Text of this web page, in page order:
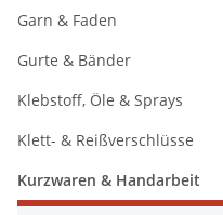
Garn & Faden
Gurte & Bänder
Klebstoff, Öle & Sprays
Klett- & Reißverschlüsse
Kurzwaren & Handarbeit